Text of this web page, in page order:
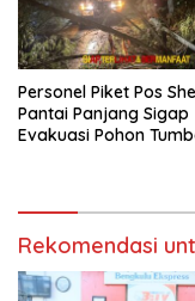
Personel Piket Pos
Pantai Panjang Sigap
Evakuasi Pohon
Rekomendasi